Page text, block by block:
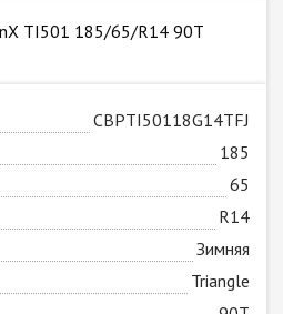
TI501 185/65/R14 90T
CBPTI50118G14TFJ
185
65
R14
Зимняя
Triangle